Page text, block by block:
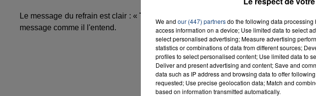
Le message du refrain est clair : «Toutes les chances que nous obtenons, nous
message comme il l'entend.
7h00 -
La
We and our (447) partnersdo the following data
access information on a device; Use limited data to select
select personalised advertising; Measure advertising
statistics or combinations of data from different sources;
profiles to select personalised content; Use limited data to
Deliver and present advertising and content; Save and
data such as IP address and browsing data to offer
requested; Use precise geolocation data; Match and
based on information transmitted automatically.